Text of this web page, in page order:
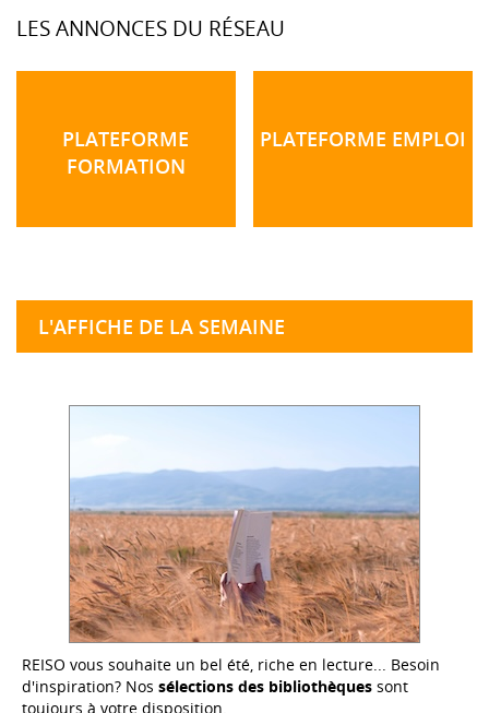
LES ANNONCES DU RÉSEAU
PLATEFORME
FORMATION
PLATEFORME EMPLOI
L'AFFICHE DE LA SEMAINE
REISO vous souhaite un bel été, riche en lecture... Besoin
d'inspiration? Nos sélections des bibliothèques sont
toujours à votre disposition.